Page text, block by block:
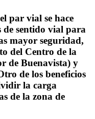
par vial se hace
de sentido vial para
mayor seguridad,
del Centro de la
de Buenavista) y
de los beneficios
la carga
de la zona de